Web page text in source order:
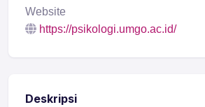
Website
https://psikologi.umgo.ac.id/
Deskripsi